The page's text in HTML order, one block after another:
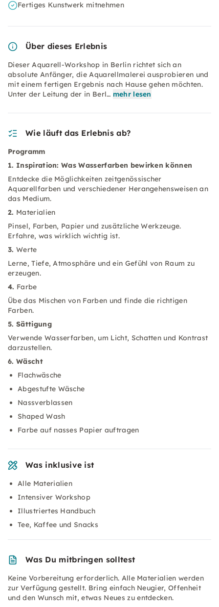
Fertiges Kunstwerk mitnehmen
Über dieses Erlebnis
Dieser Aquarell-Workshop in Berlin richtet sich an
absolute Anfänger, die Aquarellmalerei ausprobieren und
mit einem fertigen Ergebnis nach Hause gehen möchten.
Unter der Leitung der in Berl… mehr lesen
Wie läuft das Erlebnis ab?
Programm
1. Inspiration: Was Wasserfarben bewirken können
Entdecke die Möglichkeiten zeitgenössischer
Aquarellfarben und verschiedener Herangehensweisen an
das Medium.
2. Materialien
Pinsel, Farben, Papier und zusätzliche Werkzeuge.
Erfahre, was wirklich wichtig ist.
3. Werte
Lerne, Tiefe, Atmosphäre und ein Gefühl von Raum zu
erzeugen.
4. Farbe
Übe das Mischen von Farben und finde die richtigen
Farben.
5. Sättigung
Verwende Wasserfarben, um Licht, Schatten und Kontrast
darzustellen.
6. Wäscht
Flachwäsche
Abgestufte Wäsche
Nassverblassen
Shaped Wash
Farbe auf nasses Papier auftragen
Was inklusive ist
Alle Materialien
Intensiver Workshop
Illustriertes Handbuch
Tee, Kaffee und Snacks
Was Du mitbringen solltest
Keine Vorbereitung erforderlich. Alle Materialien werden
zur Verfügung gestellt. Bring einfach Neugier, Offenheit
und den Wunsch mit, etwas Neues zu entdecken.